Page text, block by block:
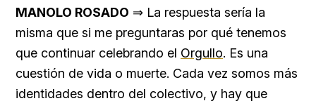
MANOLO ROSADO ⇒ La respuesta sería la
misma que si me preguntaras por qué tenemos
que continuar celebrando el Orgullo. Es una
cuestión de vida o muerte. Cada vez somos más
identidades dentro del colectivo, y hay que